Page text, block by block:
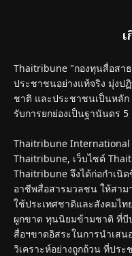
Thaitribune "กองทุนสื่อสา
ประชาชนอย่างแท้จริง มุ่งป
ชาติ และประชาชนเป็นหลั
รับการยกย่องเป็นฐานันดร 5
Thaitribune International
Thaitribune, เว็บไซต์
Thaitribune จึงได้ก่อกำเนิ
อาชีพสื่อสารมวลชน ให้สาม
ใช้ประเทศชาติและสังคมไ
ผูกขาด ทุนนิยมข้ามชาติ ที่บี
สื่อฯขาดอิสระในการนำเส
วิเคราะห์อย่างถูกถ้วน ที่ปร